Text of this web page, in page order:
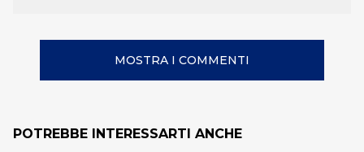
MOSTRA I COMMENTI
POTREBBE INTERESSARTI ANCHE